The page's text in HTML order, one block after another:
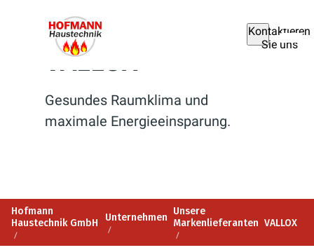
Kontaktieren
Sie uns
VALLOX
Gesundes Raumklima und
maximale Energieeinsparung.
Hofmann
Haustechnik GmbH
Unternehmen Unsere
Markenlieferanten VALLOX